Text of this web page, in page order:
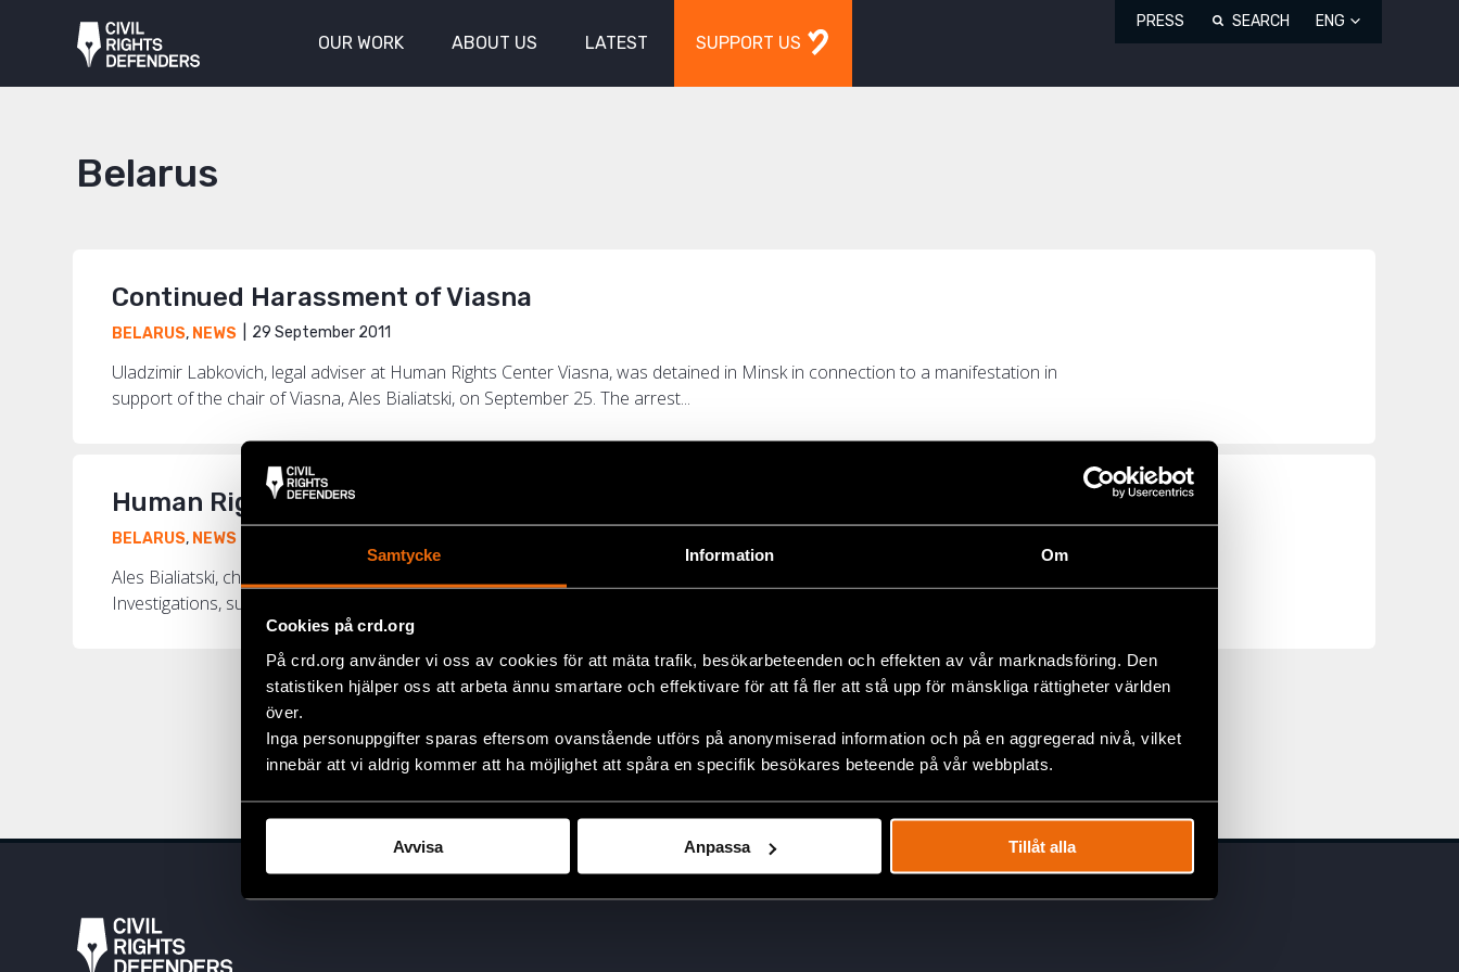
Samtycke Information Om
Cookies på crd.org
På crd.org använder vi oss av cookies för att mäta trafik, besökarbeteenden och effekten av vår marknadsföring. Den
statistiken hjälper oss att arbeta ännu smartare och effektivare för att få fler att stå upp för mänskliga rättigheter världen
över.
Inga personuppgifter sparas eftersom ovanstående utförs på anonymiserad information och på en aggregerad nivå, vilket
innebär att vi aldrig kommer att ha möjlighet att spåra en specifik besökares beteende på vår webbplats.
Avvisa Anpassa Tillåt alla
OUR WORK ABOUT US LATEST SUPPORT US
PRESS SEARCH ENG
Belarus
Continued Harassment of Viasna
BELARUS, NEWS 29 September 2011
Uladzimir Labkovich, legal adviser at Human Rights Center Viasna, was detained in Minsk in connection to a manifestation in
support of the chair of Viasna, Ales Bialiatski, on September 25. The arrest...
Human Rights Defender Risks Up to Seven Years in Prison
BELARUS, NEWS
Ales Bialiatski, chair of the human rights organisation Viasna, was arrested on August 4th by the Belarus Department of Financial
Investigations, suspected of gross tax evasion. According to Belarusia...
1 … 8 9